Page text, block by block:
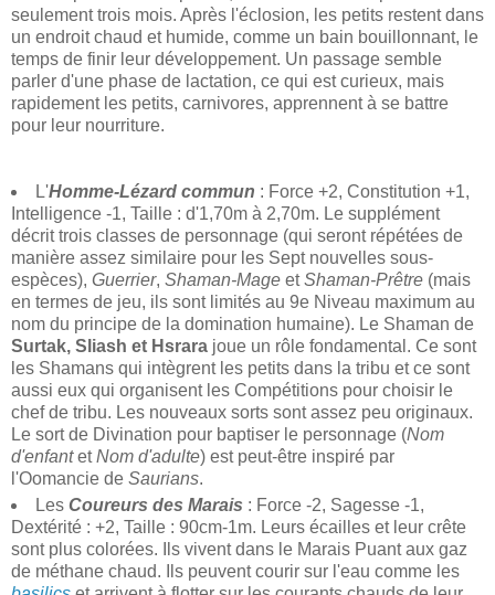
seulement trois mois. Après l'éclosion, les petits restent dans
un endroit chaud et humide, comme un bain bouillonnant, le
temps de finir leur développement. Un passage semble
parler d'une phase de lactation, ce qui est curieux, mais
rapidement les petits, carnivores, apprennent à se battre
pour leur nourriture.
L'Homme-Lézard commun : Force +2, Constitution +1,
Intelligence -1, Taille : d'1,70m à 2,70m. Le supplément
décrit trois classes de personnage (qui seront répétées de
manière assez similaire pour les Sept nouvelles sous-
espèces), Guerrier, Shaman-Mage etShaman-Prêtre (mais
en termes de jeu, ils sont limités au 9e Niveau maximum au
nom du principe de la domination humaine). Le Shaman de
Surtak, Sliash et Hsrara joue un rôle fondamental. Ce sont
les Shamans qui intègrent les petits dans la tribu et ce sont
aussi eux qui organisent les Compétitions pour choisir le
chef de tribu. Les nouveaux sorts sont assez peu originaux.
Le sort de Divination pour baptiser le personnage (Nom
d'enfantetNom d'adulte) est peut-être inspiré par
l'Oomancie de Saurians.
Les Coureurs des Marais : Force -2, Sagesse -1,
Dextérité : +2, Taille : 90cm-1m. Leurs écailles et leur crête
sont plus colorées. Ils vivent dans le Marais Puant aux gaz
de méthane chaud. Ils peuvent courir sur l'eau comme les